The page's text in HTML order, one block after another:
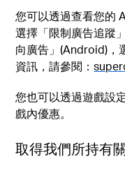
您可以透過查看您的
選擇「限制廣告追蹤
向廣告」(Android)，
資訊，請參閱：
您也可以透過遊戲設
戲內優惠。
取得我們所持有